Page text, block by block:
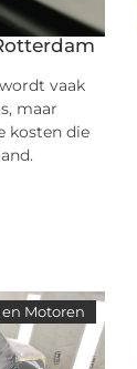
vaak
maar
kosten die
en Motoren